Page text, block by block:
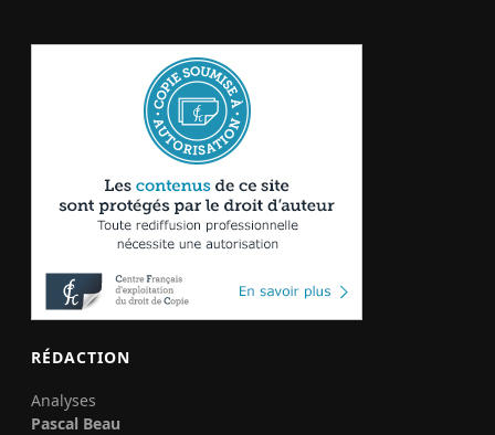
RÉDACTION
Analyses
Pascal Beau